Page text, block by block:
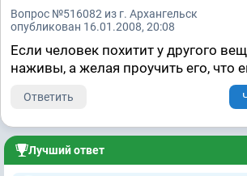
Вопрос №516082 из г. Архангельск
опубликован 16.01.2008, 20:08
Если человек похитит у другого
наживы, а желая проучить его, что
Ответить
Лучший ответ